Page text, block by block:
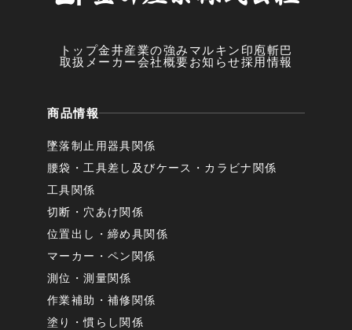
トップ金井産業の強み マルキン印 庖斬巴
取扱メーカー会社概要お知らせ採用情報
商品情報
墜落制止用器具関係
腰袋・工具差し及びケース・カラビナ関係
工具関係
切断・穴あけ関係
位置出し・締め具関係
マーカー・ペン関係
測位・測量関係
作業補助・補修関係
塗り・慣らし関係